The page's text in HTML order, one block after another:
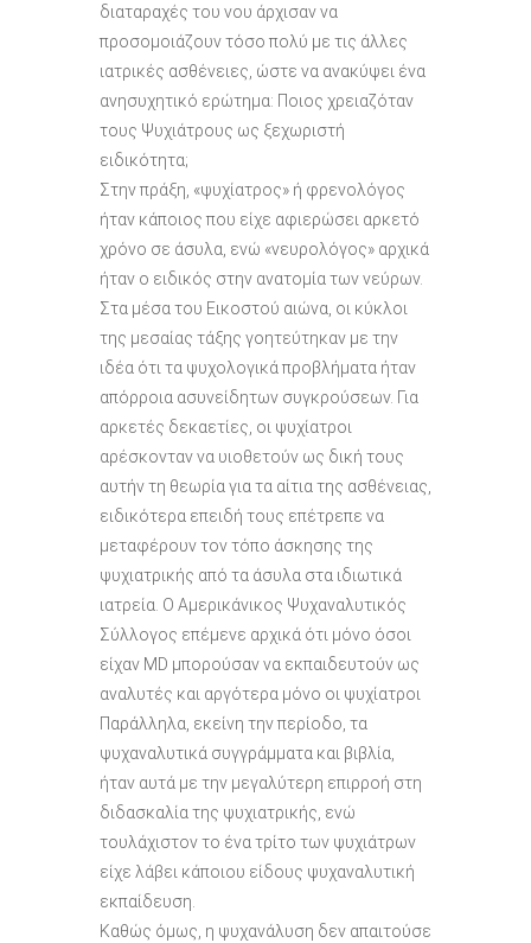
διαταραχές του νου άρχισαν να
προσομοιάζουν τόσο πολύ με τις άλλες
ιατρικές ασθένειες, ώστε να ανακύψει ένα
ανησυχητικό ερώτημα: Ποιος χρειαζόταν
τους Ψυχιάτρους ως ξεχωριστή
ειδικότητα;
Στην πράξη, «ψυχίατρος» ή φρενολόγος
ήταν κάποιος που είχε αφιερώσει αρκετό
χρόνο σε άσυλα, ενώ «νευρολόγος» αρχικά
ήταν ο ειδικός στην ανατομία των νεύρων.
Στα μέσα του Εικοστού αιώνα, οι κύκλοι
της μεσαίας τάξης γοητεύτηκαν με την
ιδέα ότι τα ψυχολογικά προβλήματα ήταν
απόρροια ασυνείδητων συγκρούσεων. Για
αρκετές δεκαετίες, οι ψυχίατροι
αρέσκονταν να υιοθετούν ως δική τους
αυτήν τη θεωρία για τα αίτια της ασθένειας,
ειδικότερα επειδή τους επέτρεπε να
μεταφέρουν τον τόπο άσκησης της
ψυχιατρικής από τα άσυλα στα ιδιωτικά
ιατρεία. Ο Αμερικάνικος Ψυχαναλυτικός
Σύλλογος επέμενε αρχικά ότι μόνο όσοι
είχαν MD μπορούσαν να εκπαιδευτούν ως
αναλυτές και αργότερα μόνο οι ψυχίατροι
Παράλληλα, εκείνη την περίοδο, τα
ψυχαναλυτικά συγγράμματα και βιβλία,
ήταν αυτά με την μεγαλύτερη επιρροή στη
διδασκαλία της ψυχιατρικής, ενώ
τουλάχιστον το ένα τρίτο των ψυχιάτρων
είχε λάβει κάποιου είδους ψυχαναλυτική
εκπαίδευση.
Καθώς όμως, η ψυχανάλυση δεν απαιτούσε